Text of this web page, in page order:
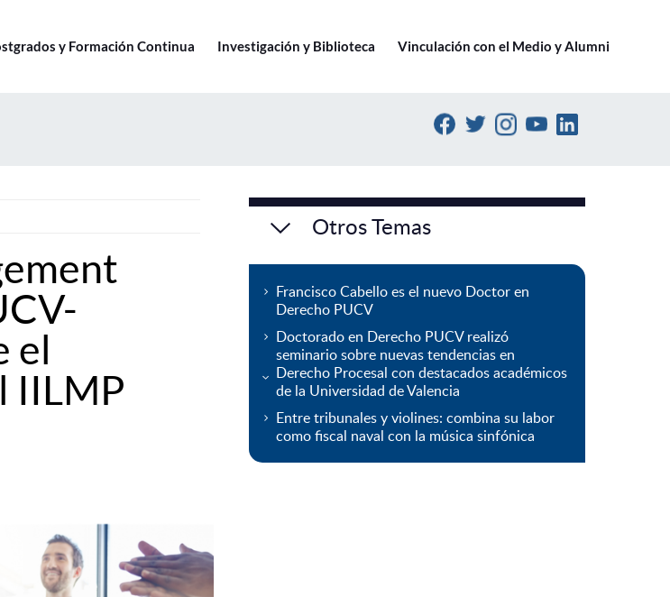
y Formación Continua Investigación y Biblioteca Vinculación con el Medio y Alumni
el
IILMP
Otros Temas
Francisco Cabello es el nuevo Doctor en
Derecho PUCV
Doctorado en Derecho PUCV realizó
seminario sobre nuevas tendencias en
Derecho Procesal con destacados académicos
de la Universidad de Valencia
Entre tribunales y violines: combina su labor
como fiscal naval con la música sinfónica